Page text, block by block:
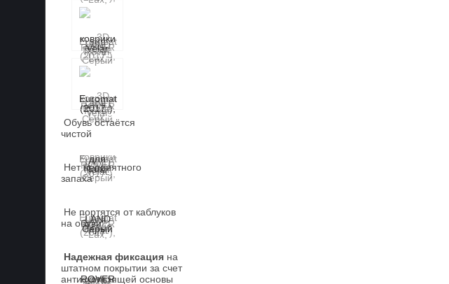
Обувь остаётся
чистой
Нет неприятного
запаха
Не портятся от каблуков
на обуви
Надежная фиксация на
штатном покрытии за счет
антискользящей основы